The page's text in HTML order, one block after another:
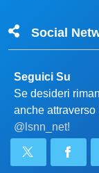
Social
Seguici Su
Se desideri
anche
@lsnn_net!